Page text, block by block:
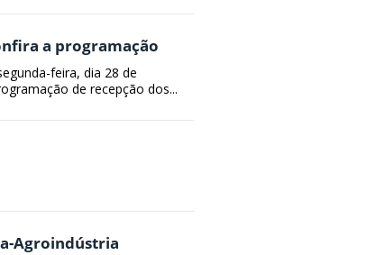
a programação
feira, dia 28 de
de recepção dos...
Agroindústria